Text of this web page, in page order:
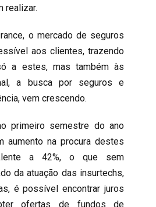
realizar.
o mercado de seguros
aos clientes, trazendo
a estes, mas também às
a busca por seguros e
vem crescendo.
primeiro semestre do ano
aumento na procura destes
a 42%, o que sem
da atuação das insurtechs,
é possível encontrar juros
ofertas de fundos de